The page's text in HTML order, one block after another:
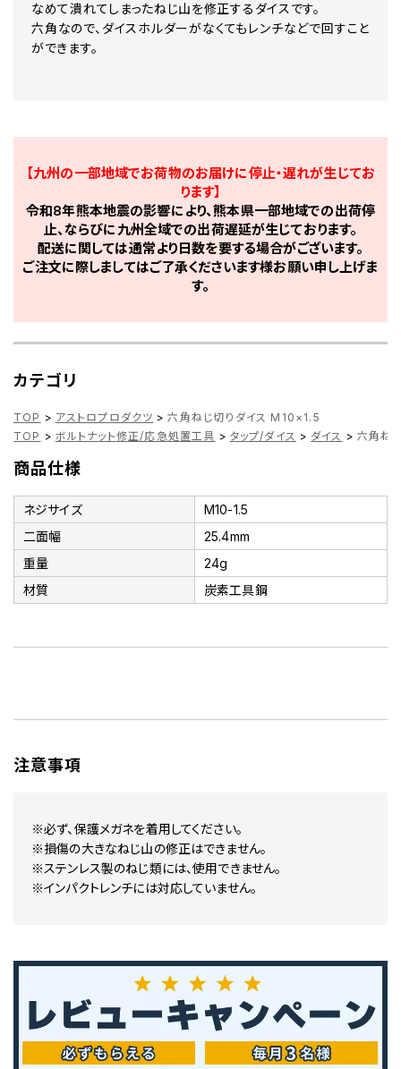
なめて潰れてしまったねじ山を修正するダイスです。
六角なので、ダイスホルダーがなくてもレンチなどで回すこと
ができます。
【九州の一部地域でお荷物のお届けに停止・遅れが生じてお
ります】
令和8年熊本地震の影響により、熊本県一部地域での出荷停
止、ならびに九州全域での出荷遅延が生じております。
配送に関しては通常より日数を要する場合がございます。
ご注文に際しましてはご了承くださいます様お願い申し上げま
す。
カテゴリ
TOP > アストロプロダクツ > 六角ねじ切りダイス M10×1.5
TOP > ボルトナット修正/応急処置工具 > タップ/ダイス > ダイス > 六角ね
商品仕様
ネジサイズ
M10-1.5
二面幅
25.4mm
重量
24g
材質
炭素工具鋼
注意事項
※必ず、保護メガネを着用してください。
※損傷の大きなねじ山の修正はできません。
※ステンレス製のねじ類には、使用できません。
※インパクトレンチには対応していません。